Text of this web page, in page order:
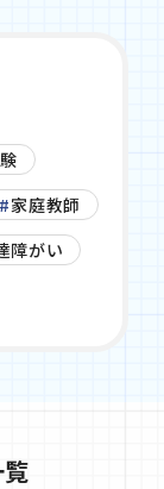
家庭教師
障がい